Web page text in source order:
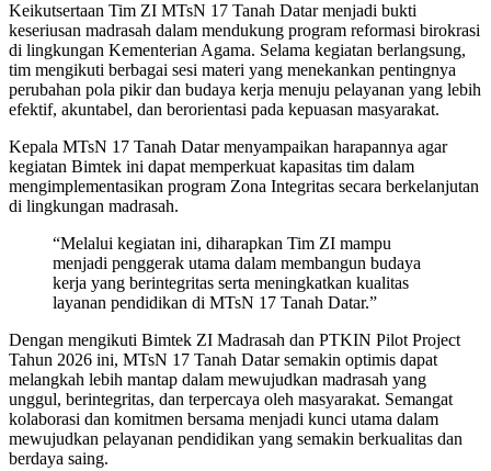
Keikutsertaan Tim ZI MTsN 17 Tanah Datar menjadi bukti
keseriusan madrasah dalam mendukung program reformasi birokrasi
di lingkungan Kementerian Agama. Selama kegiatan berlangsung,
tim mengikuti berbagai sesi materi yang menekankan pentingnya
perubahan pola pikir dan budaya kerja menuju pelayanan yang lebih
efektif, akuntabel, dan berorientasi pada kepuasan masyarakat.
Kepala MTsN 17 Tanah Datar menyampaikan harapannya agar
kegiatan Bimtek ini dapat memperkuat kapasitas tim dalam
mengimplementasikan program Zona Integritas secara berkelanjutan
di lingkungan madrasah.
“Melalui kegiatan ini, diharapkan Tim ZI mampu
menjadi penggerak utama dalam membangun budaya
kerja yang berintegritas serta meningkatkan kualitas
layanan pendidikan di MTsN 17 Tanah Datar.”
Dengan mengikuti Bimtek ZI Madrasah dan PTKIN Pilot Project
Tahun 2026 ini, MTsN 17 Tanah Datar semakin optimis dapat
melangkah lebih mantap dalam mewujudkan madrasah yang
unggul, berintegritas, dan terpercaya oleh masyarakat. Semangat
kolaborasi dan komitmen bersama menjadi kunci utama dalam
mewujudkan pelayanan pendidikan yang semakin berkualitas dan
berdaya saing.